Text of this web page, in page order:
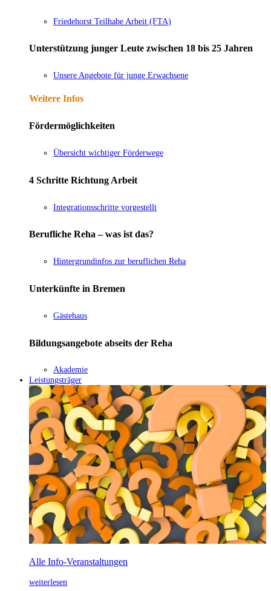
Friedehorst Teilhabe Arbeit (FTA)
Unterstützung junger Leute zwischen 18 bis 25 Jahren
Unsere Angebote für junge Erwachsene
Weitere Infos
Fördermöglichkeiten
Übersicht wichtiger Förderwege
4 Schritte Richtung Arbeit
Integrationsschritte vorgestellt
Berufliche Reha – was ist das?
Hintergrundinfos zur beruflichen Reha
Unterkünfte in Bremen
Gästehaus
Bildungsangebote abseits der Reha
Akademie
Leistungsträger
Alle Info-Veranstaltungen
weiterlesen